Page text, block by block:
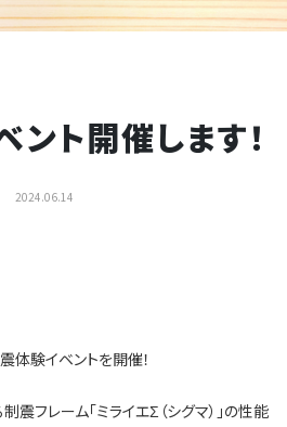
ト開催します！
2024.06.14
験イベントを開催！
フレーム「ミライエΣ（シグマ）」の性能